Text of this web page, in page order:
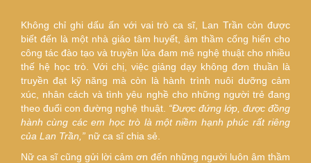
Không chỉ ghi dấu ấn với vai trò ca sĩ, Lan Trần còn được
biết đến là một nhà giáo tâm huyết, âm thầm cống hiến cho
công tác đào tạo và truyền lửa đam mê nghệ thuật cho nhiều
thế hệ học trò. Với chị, việc giảng dạy không đơn thuần là
truyền đạt kỹ năng mà còn là hành trình nuôi dưỡng cảm
xúc, nhân cách và tình yêu nghề cho những người trẻ đang
theo đuổi con đường nghệ thuật. “Được đứng lớp, được đồng
hành cùng các em học trò là một niềm hạnh phúc rất riêng
của Lan Trần,” nữ ca sĩ chia sẻ.
Nữ ca sĩ cũng gửi lời cảm ơn đến những người luôn âm thầm